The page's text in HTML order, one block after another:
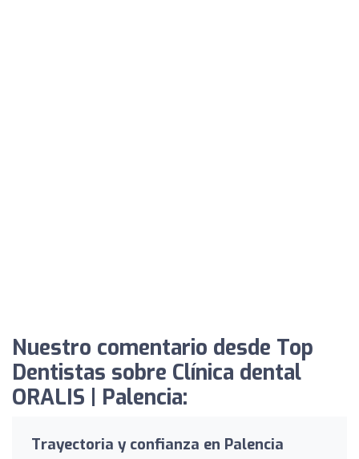
Nuestro comentario desde Top
Dentistas sobre Clínica dental
ORALIS | Palencia:
Trayectoria y confianza en Palencia